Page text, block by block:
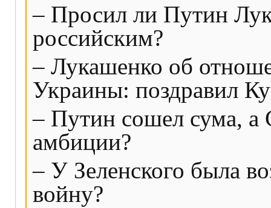
– Просил ли Путин
российским?
– Лукашенко об
Украины: поздравил
– Путин сошел сума,
амбиции?
– У Зеленского была
войну?